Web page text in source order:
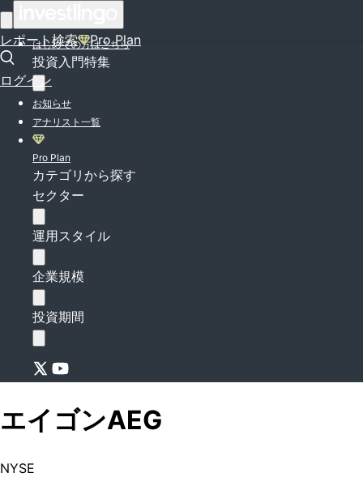
レポート検索 Pro Plan
ログイン
はじめての方はこちら
投資入門特集
お知らせ
アナリスト一覧
Pro Plan
カテゴリから探す
セクター
運用スタイル
企業規模
投資期間
エイゴンAEG
NYSE